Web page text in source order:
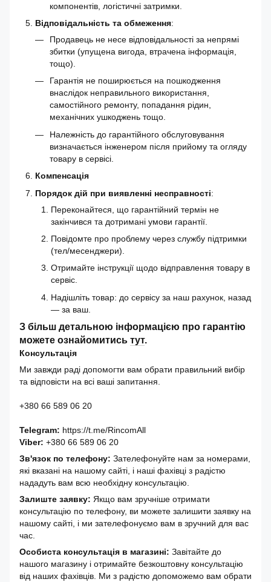
компонентів, логістичні затримки.
Відповідальність та обмеження:
Продавець не несе відповідальності за непрямі
збитки (упущена вигода, втрачена інформація,
тощо).
Гарантія не поширюється на пошкодження
внаслідок неправильного використання,
самостійного ремонту, попадання рідин,
механічних ушкоджень тощо.
Належність до гарантійного обслуговування
визначається інженером після прийому та огляду
товару в сервісі.
Компенсація
Порядок дій при виявленні несправності:
Переконайтеся, що гарантійний термін не
закінчився та дотримані умови гарантії.
Повідомте про проблему через службу підтримки
(тел/месенджери).
Отримайте інструкції щодо відправлення товару в
сервіс.
Надішліть товар: до сервісу за наш рахунок, назад
— за ваш.
З більш детальною інформацією про гарантію
можете ознайомитись тут.
Консультація
Ми завжди раді допомогти вам обрати правильний вибір
та відповісти на всі ваші запитання.
+380 66 589 06 20
Telegram: https://t.me/RincomAll
Viber: +380 66 589 06 20
Зв'язок по телефону: Зателефонуйте нам за номерами,
які вказані на нашому сайті, і наші фахівці з радістю
нададуть вам всю необхідну консультацію.
Залиште заявку: Якщо вам зручніше отримати
консультацію по телефону, ви можете залишити заявку на
нашому сайті, і ми зателефонуємо вам в зручний для вас
час.
Особиста консультація в магазині: Завітайте до
нашого магазину і отримайте безкоштовну консультацію
від наших фахівців. Ми з радістю допоможемо вам обрати